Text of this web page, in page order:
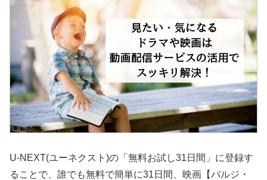
U-NEXT(ユーネクスト)の「無料お試し31日間」に登録す
ることで、誰でも無料で簡単に31日間、映画【バルジ・